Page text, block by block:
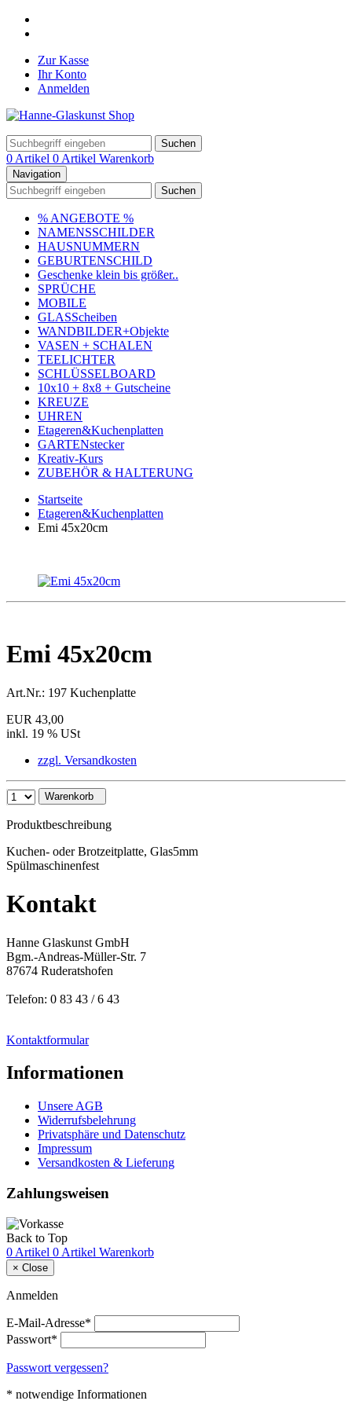
Zur Kasse
Ihr Konto
Anmelden
Suchen
0 Artikel 0 Artikel Warenkorb
Navigation
Suchen
% ANGEBOTE %
NAMENSSCHILDER
HAUSNUMMERN
GEBURTENSCHILD
Geschenke klein bis größer..
SPRÜCHE
MOBILE
GLASScheiben
WANDBILDER+Objekte
VASEN + SCHALEN
TEELICHTER
SCHLÜSSELBOARD
10x10 + 8x8 + Gutscheine
KREUZE
UHREN
Etageren&Kuchenplatten
GARTENstecker
Kreativ-Kurs
ZUBEHÖR & HALTERUNG
Startseite
Etageren&Kuchenplatten
Emi 45x20cm
Emi 45x20cm
Art.Nr.: 197 Kuchenplatte
EUR 43,00
inkl. 19 % USt
zzgl. Versandkosten
Warenkorb
Produktbeschreibung
Kuchen- oder Brotzeitplatte, Glas5mm
Spülmaschinenfest
Kontakt
Hanne Glaskunst GmbH
Bgm.-Andreas-Müller-Str. 7
87674 Ruderatshofen
Telefon: 0 83 43 / 6 43
Kontaktformular
Informationen
Unsere AGB
Widerrufsbelehrung
Privatsphäre und Datenschutz
Impressum
Versandkosten & Lieferung
Zahlungsweisen
Back to Top
0 Artikel 0 Artikel Warenkorb
× Close
Anmelden
E-Mail-Adresse*
Passwort*
Passwort vergessen?
* notwendige Informationen